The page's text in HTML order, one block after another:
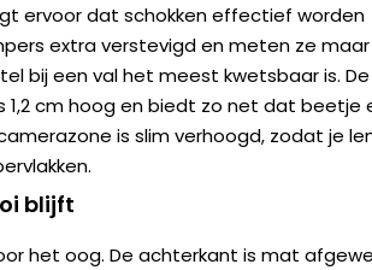
ervoor dat schokken effectief worden
extra verstevigd en meten ze maar
bij een val het meest kwetsbaar is. De
cm hoog en biedt zo net dat beetje
is slim verhoogd, zodat je
blijft
het oog. De achterkant is mat